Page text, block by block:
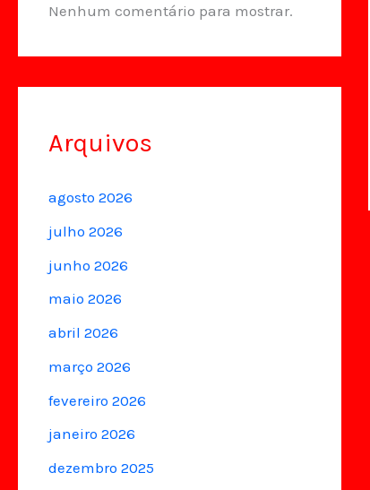
Nenhum comentário para mostrar.
Arquivos
agosto 2026
julho 2026
junho 2026
maio 2026
abril 2026
março 2026
fevereiro 2026
janeiro 2026
dezembro 2025